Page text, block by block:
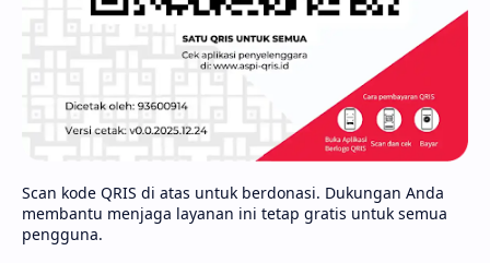
Scan kode QRIS di atas untuk berdonasi. Dukungan Anda
membantu menjaga layanan ini tetap gratis untuk semua
pengguna.